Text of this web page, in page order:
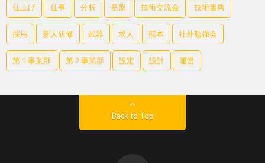
仕上げ 仕事 分析 基盤 技術交流会 技術書典
採用 新人研修 武器 求人 熊本 社外勉強会
第１事業部 第２事業部 設定 設計 運営
Back to Top